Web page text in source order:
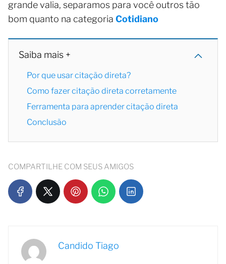
grande valia, separamos para você outros tão
bom quanto na categoria Cotidiano
Saiba mais +
Por que usar citação direta?
Como fazer citação direta corretamente
Ferramenta para aprender citação direta
Conclusão
COMPARTILHE COM SEUS AMIGOS
Candido Tiago